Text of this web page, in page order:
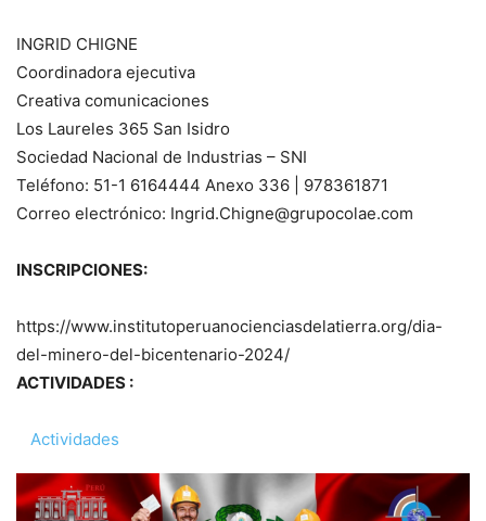
INGRID CHIGNE
Coordinadora ejecutiva
Creativa comunicaciones
Los Laureles 365 San Isidro
Sociedad Nacional de Industrias – SNI
Teléfono: 51-1 6164444 Anexo 336 | 978361871
Correo electrónico: Ingrid.Chigne@grupocolae.com
INSCRIPCIONES:
https://www.institutoperuanocienciasdelatierra.org/dia-
del-minero-del-bicentenario-2024/
ACTIVIDADES :
Actividades